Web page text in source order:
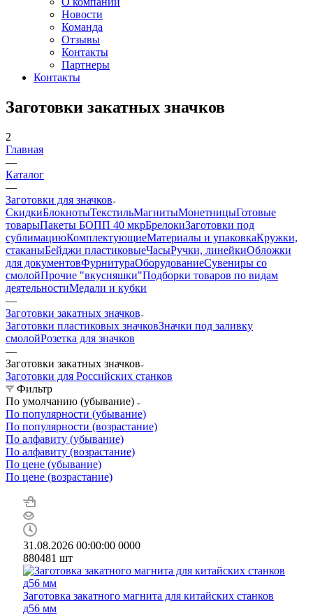
Новости
Команда
Отзывы
Контакты
Партнеры
Контакты
Заготовки закатных значков
2
Главная
—
Каталог
—
Заготовки для значков
СкидкиБлокнотыТекстильМагнитыМонетницыГотовые
товарыПакеты БОПП 40 мкрБрелокиЗаготовки под
сублимациюКомплектующиеМатериалы и упаковкаКружки,
стаканыБейджи пластиковыеЧасыРучки, линейкиОбложки
для документовФурнитураОборудованиеСувениры со
смолойПрочие "вкусняшки"Подборки товаров по видам
деятельностиМедали и кубки
—
Заготовки закатных значков
Заготовки пластиковых значковЗначки под заливку
смолойРозетка для значков
—
Заготовки закатных значков
Заготовки для Российских станков
Фильтр
По умолчанию (убывание)
По популярности (убывание)
По популярности (возрастание)
По алфавиту (убывание)
По алфавиту (возрастание)
По цене (убывание)
По цене (возрастание)
31.08.2026 00:00:00 0000
880481 шт
Заготовка закатного магнита для китайских станков
д56 мм